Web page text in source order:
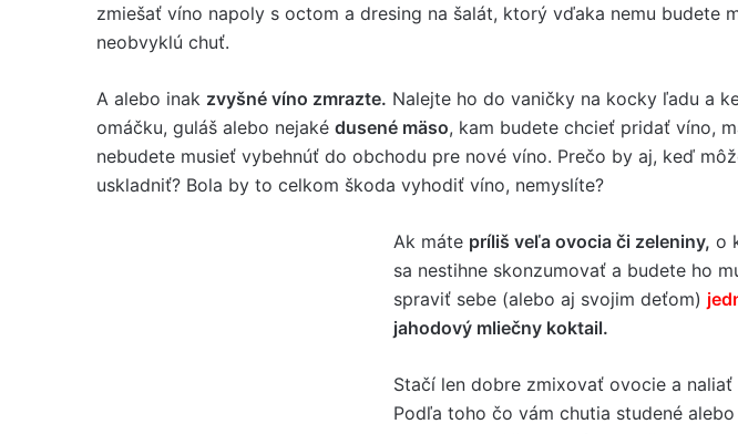
zmiešať víno napoly s octom a dresing na šalát, ktorý vďaka nemu budete
neobvyklú chuť.
A alebo inak zvyšné víno zmrazte. Nalejte ho do vaničky na kocky ľadu a
omáčku, guláš alebo nejaké dusené mäso, kam budete chcieť pridať víno,
nebudete musieť vybehnúť do obchodu pre nové víno. Prečo by aj, keď
uskladniť? Bola by to celkom škoda vyhodiť víno, nemyslíte?
Ak máte príliš veľa ovocia či zeleniny, o
sa nestihne skonzumovať a budete ho
spraviť sebe (alebo aj svojim deťom)
jahodový mliečny koktail.
Stačí len dobre zmixovať ovocie a
Podľa toho čo vám chutia studené